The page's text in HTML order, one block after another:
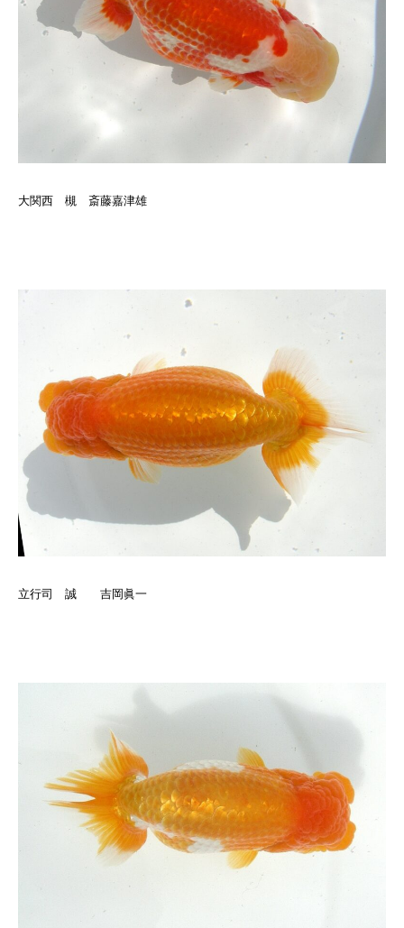
大関西 槻 斎藤嘉津雄
立行司 誠 吉岡眞一